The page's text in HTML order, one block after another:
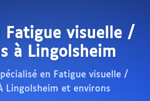
Fatigue visuelle /
à Lingolsheim
en Fatigue visuelle /
Lingolsheim et environs